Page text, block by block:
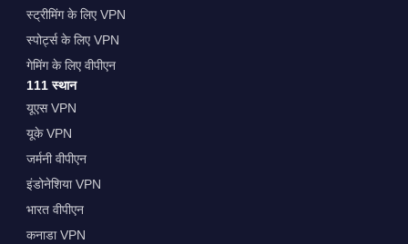
स्ट्रीमिंग के लिए VPN
स्पोर्ट्स के लिए VPN
गेमिंग के लिए वीपीएन
111 स्थान
यूएस VPN
यूके VPN
जर्मनी वीपीएन
इंडोनेशिया VPN
भारत वीपीएन
कनाडा VPN